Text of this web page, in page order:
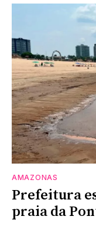
AMAZONAS
Prefeitura
praia da